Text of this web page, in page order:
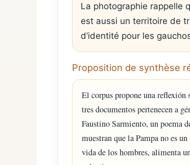
La photographie rappelle
est aussi un territoire de
d’identité pour les
Proposition de synthèse
El corpus propone una
tres documentos pertenecen a
Faustino Sarmiento, un poema
muestran que la Pampa no es
vida de los hombres, alimenta